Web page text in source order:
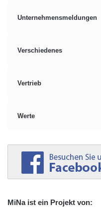
Unternehmensmeldungen
Verschiedenes
Vertrieb
Werte
MiNa ist ein Projekt von: